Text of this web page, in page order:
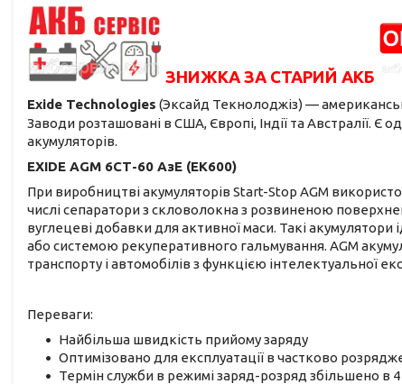
ЗНИЖКА ЗА СТАРИЙ АКБ
Exide Technologies (Эксайд Текнолоджіз) —
Заводи розташовані в США, Європі, Індії та Австралії.
акумуляторів.
EXIDE AGM 6СТ-60 АзЕ (EK600)
При виробництві акумуляторів Start-Stop AGM
числі сепаратори з скловолокна з розвиненою
вуглецеві добавки для активної маси. Такі
або системою рекуперативного гальмування. AGM
транспорту і автомобілів з функцією інтелектуальної
Переваги:
Найбільша швидкість прийому заряду
Оптимізовано для експлуатації в частково
Термін служби в режимі заряд-розряд збільшено в 4